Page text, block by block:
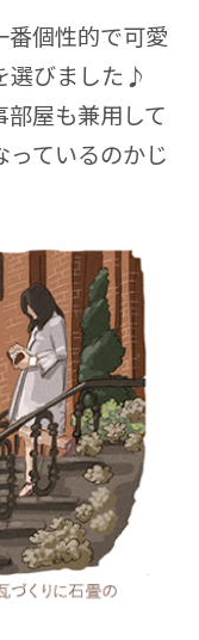
番個性的で可愛
選びました♪
屋も兼用して
ているのかじ